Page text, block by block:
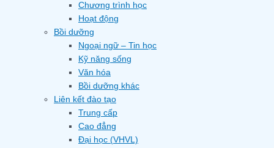
Chương trình học
Hoạt động
Bồi dưỡng
Ngoại ngữ – Tin học
Kỹ năng sống
Văn hóa
Bồi dưỡng khác
Liên kết đào tạo
Trung cấp
Cao đẳng
Đại học (VHVL)